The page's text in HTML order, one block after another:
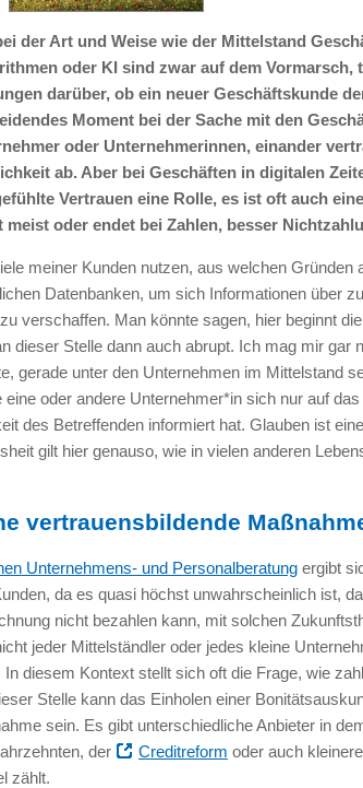
der Art und Weise wie der Mittelstand
oder KI sind zwar auf dem Vormarsch,
darüber, ob ein neuer Geschäftskunde
Moment bei der Sache mit den
oder Unternehmerinnen, einander
ab. Aber bei Geschäften in digitalen
Vertrauen eine Rolle, es ist oft auch
oder endet bei Zahlen, besser
meiner Kunden nutzen, aus welchen Gründen
Datenbanken, um sich Informationen über
verschaffen. Man könnte sagen, hier beginnt die
dieser Stelle dann auch abrupt. Ich mag mir gar
gerade unter den Unternehmen im Mittelstand
oder andere Unternehmer*in sich nur auf
des Betreffenden informiert hat. Glauben ist
gilt hier genauso, wie in vielen anderen
vertrauensbildende
Unternehmens- und Personalberatung ergibt
da es quasi höchst unwahrscheinlich ist,
nicht bezahlen kann, mit solchen
jeder Mittelständler oder jedes kleine
In diesem Kontext stellt sich oft die Frage, wie
Stelle kann das Einholen einer
sein. Es gibt unterschiedliche Anbieter in
der
Creditreform oder auch
zählt.